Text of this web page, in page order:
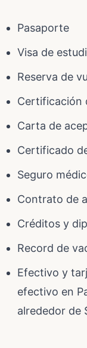
Pasaporte
Visa de
Reserva de
Certificación
Carta de
Certificado
Seguro
Contrato de
Créditos y
Record de
Efectivo y
efectivo en
alrededor de